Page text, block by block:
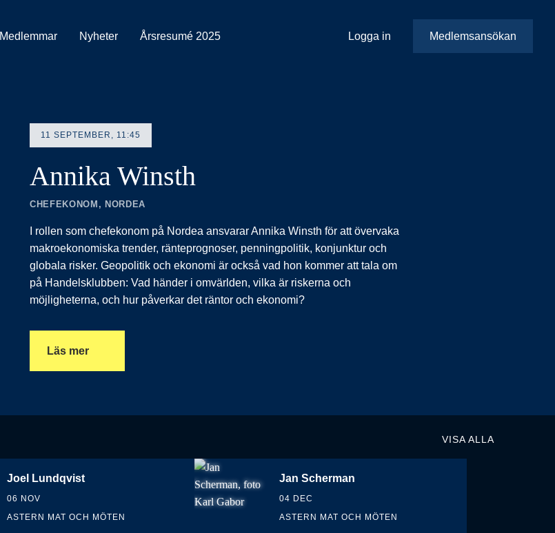
Medlemmar Nyheter Årsresumé 2025 Logga in Medlemsansökan
11 SEPTEMBER, 11:45
Annika Winsth
CHEFEKONOM, NORDEA
I rollen som chefekonom på Nordea ansvarar Annika Winsth för att övervaka
makroekonomiska trender, ränteprognoser, penningpolitik, konjunktur och
globala risker. Geopolitik och ekonomi är också vad hon kommer att tala om
på Handelsklubben: Vad händer i omvärlden, vilka är riskerna och
möjligheterna, och hur påverkar det räntor och ekonomi?
Läs mer
VISA ALLA
Joel Lundqvist
06 NOV
ASTERN MAT OCH MÖTEN
Jan Scherman
04 DEC
ASTERN MAT OCH MÖTEN